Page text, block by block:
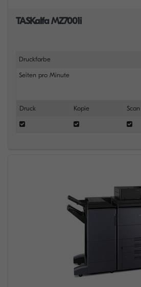
TASKalfa MZ7001i
Druckfarbe
Seiten pro Minute
Druck Kopie Scan